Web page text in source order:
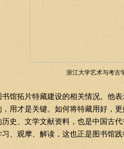
浙江大学艺术与考古
馆拓片特藏建设的相关情况。他
用才是关键。如何将特藏用好，
史、文学文献资料，也是中国古
、观摩、解读，这也正是图书馆